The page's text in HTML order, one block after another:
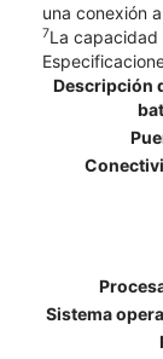
una conexión
7La
Descripción
Sistema